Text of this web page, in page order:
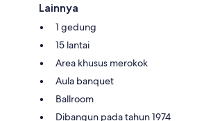
Lainnya
1 gedung
15 lantai
Area khusus merokok
Aula banquet
Ballroom
Dibangun pada tahun 1974